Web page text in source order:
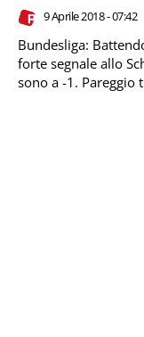
9 Aprile 2018 - 07:42
Bundesliga:
forte segnale allo
sono a -1. Pareggio